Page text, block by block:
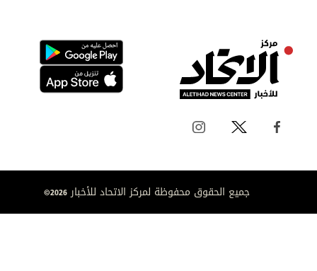
جميع الحقوق محفوظة لمركز الاتحاد للأخبار 2026©